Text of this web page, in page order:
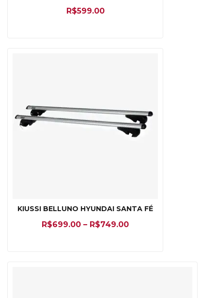
R$599.00
KIUSSI BELLUNO HYUNDAI SANTA FÉ
R$699.00 – R$749.00